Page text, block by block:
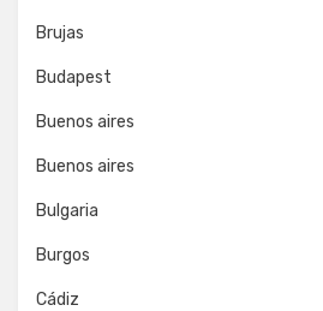
Brujas
Budapest
Buenos aires
Buenos aires
Bulgaria
Burgos
Cádiz